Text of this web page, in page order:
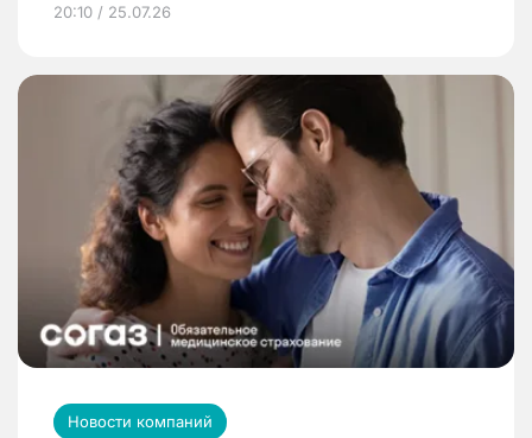
20:10 / 25.07.26
Новости компаний